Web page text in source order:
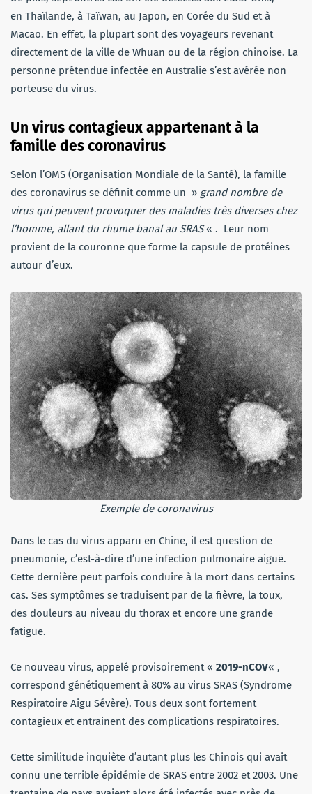
en Thaïlande, à Taïwan, au Japon, en Corée du Sud et à
Macao. En effet, la plupart sont des voyageurs revenant
directement de la ville de Whuan ou de la région chinoise. La
personne prétendue infectée en Australie s’est avérée non
porteuse du virus.
Un virus contagieux appartenant à la
famille des coronavirus
Selon l’OMS (Organisation Mondiale de la Santé), la famille
des coronavirus se définit comme un » grand nombre de
virus qui peuvent provoquer des maladies très diverses chez
l’homme, allant du rhume banal au SRAS« . Leur nom
provient de la couronne que forme la capsule de protéines
autour d’eux.
Exemple de coronavirus
Dans le cas du virus apparu en Chine, il est question de
pneumonie, c’est-à-dire d’une infection pulmonaire aiguë.
Cette dernière peut parfois conduire à la mort dans certains
cas. Ses symptômes se traduisent par de la fièvre, la toux,
des douleurs au niveau du thorax et encore une grande
fatigue.
Ce nouveau virus, appelé provisoirement « 2019-nCOV« ,
correspond génétiquement à 80% au virus SRAS (Syndrome
Respiratoire Aigu Sévère). Tous deux sont fortement
contagieux et entrainent des complications respiratoires.
Cette similitude inquiète d’autant plus les Chinois qui avait
connu une terrible épidémie de SRAS entre 2002 et 2003. Une